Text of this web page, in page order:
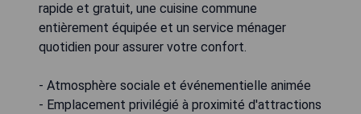
rapide et gratuit, une cuisine commune
entièrement équipée et un service ménager
quotidien pour assurer votre confort.
- Atmosphère sociale et événementielle animée
- Emplacement privilégié à proximité d'attractions